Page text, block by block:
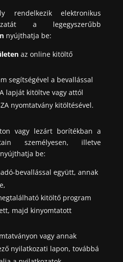
rendelkezik elektronikus
a legegyszerűbb
nyújthatja be:
az online kitöltő
segítségével a bevallással
lapját kitöltve vagy attól
nyomtatvány kitöltésével.
vagy lezárt borítékban a
személyesen, illetve
be:
bevallással együtt, annak
kitöltő program
majd kinyomtatott
vagy annak
nyilatkozati lapon, továbbá